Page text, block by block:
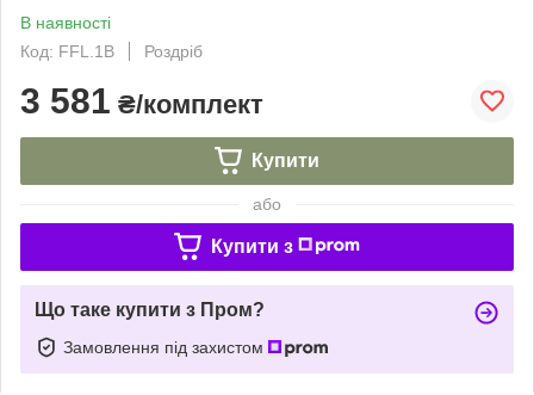
В наявності
Код: FFL.1B
Роздріб
3 581 ₴/комплект
Купити
або
Купити з
Що таке купити з Пром?
Замовлення під захистом